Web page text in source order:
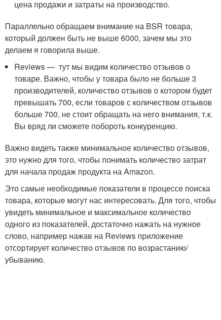
цена продажи и затраты на производство.
Параллельно обращаем внимание на BSR товара,
который должен быть не выше 6000, зачем мы это
делаем я говорила выше.
Reviews — тут мы видим количество отзывов о
товаре. Важно, чтобы у товара было не больше 3
производителей, количество отзывов о котором будет
превышать 700, если товаров с количеством отзывов
больше 700, не стоит обращать на него внимания, т.к.
Вы вряд ли сможете побороть конкуренцию.
Важно видеть также минимальное количество отзывов,
это нужно для того, чтобы понимать количество затрат
для начала продаж продукта на Amazon.
Это самые необходимые показатели в процессе поиска
товара, которые могут нас интересовать. Для того, чтобы
увидеть минимальное и максимальное количество
одного из показателей, достаточно нажать на нужное
слово, например нажав на Reviews приложение
отсортирует количество отзывов по возрастанию/
убыванию.